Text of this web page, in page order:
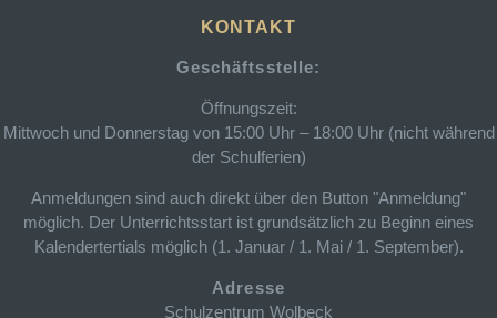
KONTAKT
Geschäftsstelle:
Öffnungszeit:
Mittwoch und Donnerstag von 15:00 Uhr – 18:00 Uhr (nicht während
der Schulferien)
Anmeldungen sind auch direkt über den Button "Anmeldung"
möglich. Der Unterrichtsstart ist grundsätzlich zu Beginn eines
Kalendertertials möglich (1. Januar / 1. Mai / 1. September).
Adresse
Schulzentrum Wolbeck